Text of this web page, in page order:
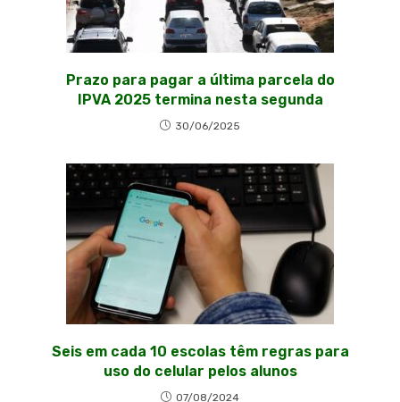
Prazo para pagar a última parcela do
IPVA 2025 termina nesta segunda
30/06/2025
Seis em cada 10 escolas têm regras para
uso do celular pelos alunos
07/08/2024